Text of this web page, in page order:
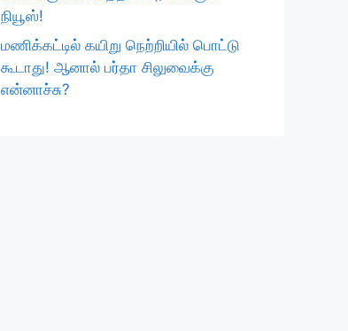
நியூஸ்!
மணிக்கட்டில் கயிறு நெற்றியில் பொட்டு
கூடாது! ஆனால் பர்தா சிலுவைக்கு
என்னாச்சு?